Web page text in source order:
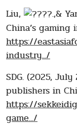
Liu,
.,&
China’s
https://
industry.../
SDG. (2025,
publishers in
https://
game.../